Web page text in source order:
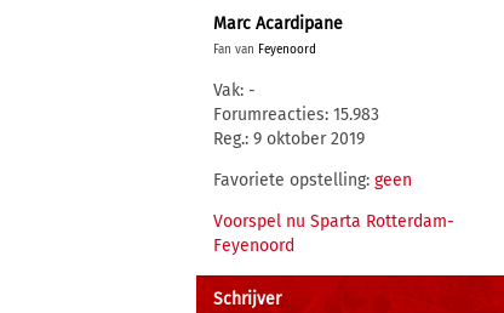
Marc Acardipane
Fan van Feyenoord
Vak: -
Forumreacties: 15.983
Reg.: 9 oktober 2019
Favoriete opstelling: geen
Voorspel nu Sparta Rotterdam-
Feyenoord
Schrijver